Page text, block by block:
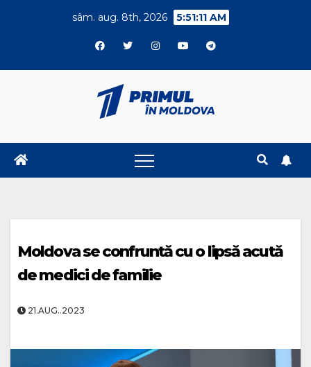
sâm. aug. 8th, 2026 5:51:12 AM
Moldova se confruntă cu o lipsă acută
de medici de familie
21.AUG..2023